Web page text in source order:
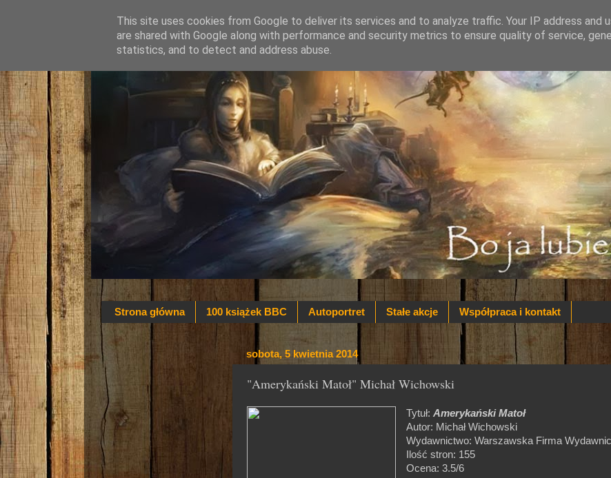
Strona główna 100 książek BBC Autoportret Stałe akcje Współpraca i kontakt
sobota, 5 kwietnia 2014
"Amerykański Matoł" Michał Wichowski
Tytuł: Amerykański Matoł
Autor: Michał Wichowski
Wydawnictwo: Warszawska Firma
Ilość stron: 155
Ocena: 3.5/6
This site uses cookies from Google to deliver its services and to analyze traffic. Your IP address and
are shared with Google along with performance and security metrics to ensure quality of service,
statistics, and to detect and address abuse.